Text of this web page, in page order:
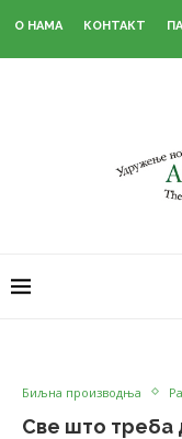
О НАМА КОНТАКТ
Биљна производња
Све што треба